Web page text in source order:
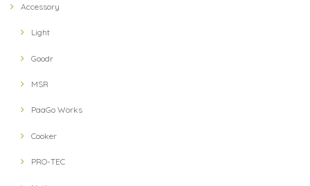
Accessory
Light
Goodr
MSR
PaaGo Works
Cooker
PRO-TEC